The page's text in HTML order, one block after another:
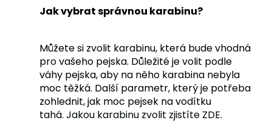
Jak vybrat správnou karabinu?
Můžete si zvolit karabinu, která bude vhodná
pro vašeho pejska. Důležité je volit podle
váhy pejska, aby na něho karabina nebyla
moc těžká. Další parametr, který je potřeba
zohlednit, jak moc pejsek na vodítku
tahá. Jakou karabinu zvolit zjistíte ZDE.